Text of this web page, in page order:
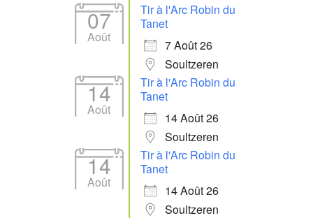
07
Août
Tir à l'Arc Robin du
Tanet
7 Août 26
Soultzeren
14
Août
Tir à l'Arc Robin du
Tanet
14 Août 26
Soultzeren
14
Août
Tir à l'Arc Robin du
Tanet
14 Août 26
Soultzeren